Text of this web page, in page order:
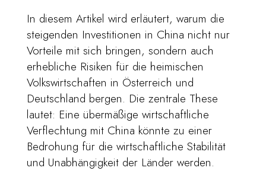
In diesem Artikel wird erläutert, warum die
steigenden Investitionen in China nicht nur
Vorteile mit sich bringen, sondern auch
erhebliche Risiken für die heimischen
Volkswirtschaften in Österreich und
Deutschland bergen. Die zentrale These
lautet: Eine übermäßige wirtschaftliche
Verflechtung mit China könnte zu einer
Bedrohung für die wirtschaftliche Stabilität
und Unabhängigkeit der Länder werden.